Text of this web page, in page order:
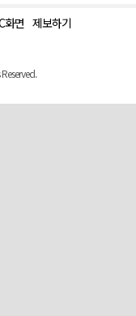
화면 제보하기